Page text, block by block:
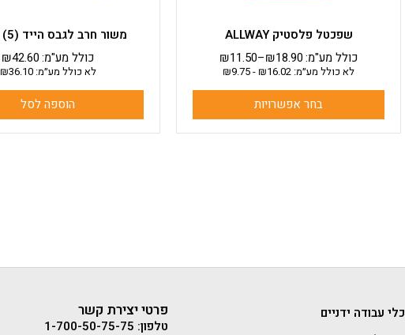
שפכטל פלסטיק ALLWAY
₪11.50–₪18.90כולל מע"מ:
לא כולל מע״מ: ₪16.02
-
₪9.75
בחר אפשרויות
משור חרב לגבס הייד HYDE (5)
₪42.60כולל מע"מ:
לא כולל מע״מ: ₪36.10
הוספה לסל
כלי עבודה ידניים
פרטי יצירת קשר
טלפון: 1-700-50-75-75